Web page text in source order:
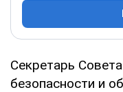
Секретарь
безопасности и